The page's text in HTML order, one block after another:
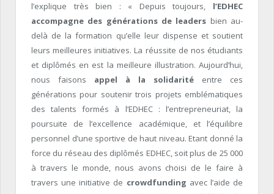
l’explique très bien : « Depuis toujours, l’EDHEC
accompagne des générations de leaders bien au-
delà de la formation qu’elle leur dispense et soutient
leurs meilleures initiatives. La réussite de nos étudiants
et diplômés en est la meilleure illustration. Aujourd’hui,
nous faisons appel à la solidarité entre ces
générations pour soutenir trois projets emblématiques
des talents formés à l’EDHEC : l’entrepreneuriat, la
poursuite de l’excellence académique, et l’équilibre
personnel d’une sportive de haut niveau. Etant donné la
force du réseau des diplômés EDHEC, soit plus de 25 000
à travers le monde, nous avons choisi de le faire à
travers une initiative de crowdfunding avec l’aide de